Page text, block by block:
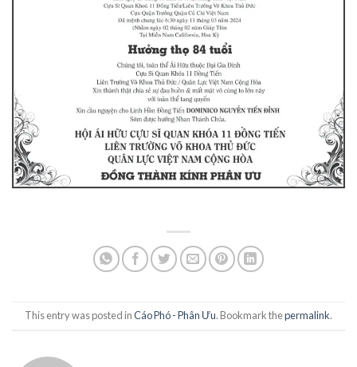
This entry was posted inCáo Phó - Phân Ưu. Bookmark thepermalink.